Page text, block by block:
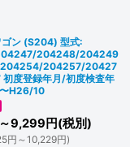
ゴン (S204) 型式:
204248/204249
204257/20427
度登録年月/初度検査年
H26/10
～9,299 円(税別)
円 ～10,229円)